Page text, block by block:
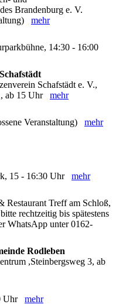
Brandenburg e. V.
mehr
14:30 - 16:00
Schafstädt e. V.,
ab 15 Uhr mehr
Veranstaltung) mehr
15 - 16:30 Uhr mehr
Restaurant Treff am Schloß,
rechtzeitig bis spätestens
WhatsApp unter 0162-
Rodleben
,Steinbergsweg 3, ab
Uhr mehr